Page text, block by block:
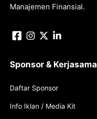
Manajemen Finansial.
Sponsor & Kerjasama
Daftar Sponsor
Info Iklan / Media Kit